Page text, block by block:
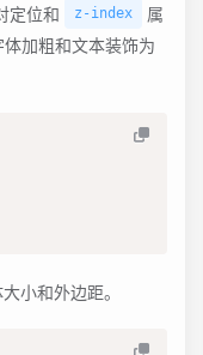
定位和 z-index
属
加粗和文本装饰为
小和外边距。